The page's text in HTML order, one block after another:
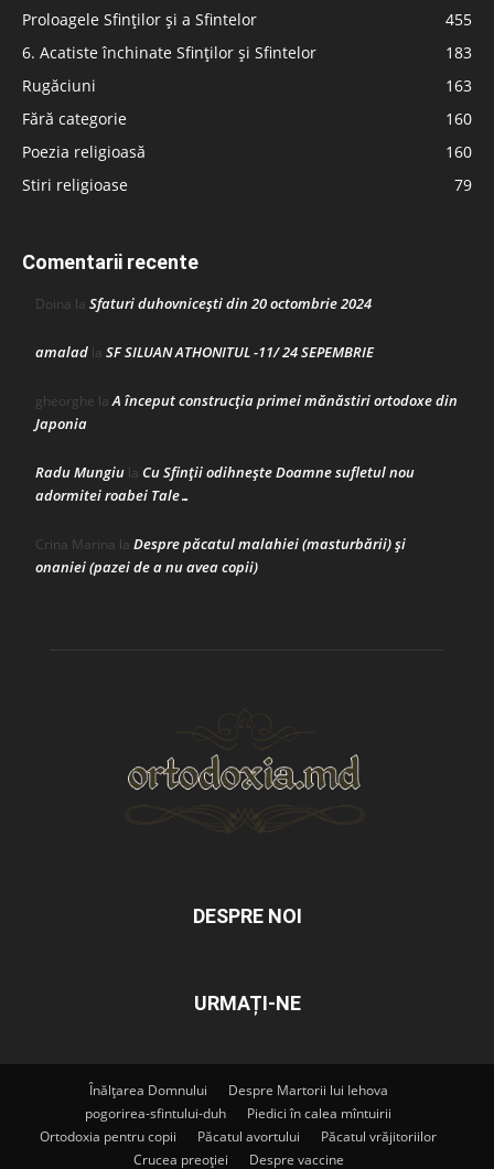
Proloagele Sfinților și a Sfintelor
455
6. Acatiste închinate Sfinților și Sfintelor
183
Rugăciuni
163
Fără categorie
160
Poezia religioasă
160
Stiri religioase
79
Comentarii recente
Doina la Sfaturi duhovnicești din 20 octombrie 2024
amalad la SF SILUAN ATHONITUL -11/ 24 SEPEMBRIE
gheorghe laA început construcţia primei mănăstiri ortodoxe din
Japonia
Radu Mungiu la Cu Sfinții odihnește Doamne sufletul nou
adormitei roabei Tale…
Crina Marina la Despre păcatul malahiei (masturbării) şi
onaniei (pazei de a nu avea copii)
DESPRE NOI
URMAȚI-NE
Înălțarea Domnului
Despre Martorii lui Iehova
pogorirea-sfintului-duh
Piedici în calea mîntuirii
Ortodoxia pentru copii
Păcatul avortului
Păcatul vrăjitoriilor
Crucea preoției
Despre vaccine